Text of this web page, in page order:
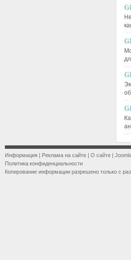
Информация | Реклама на сайте | О сайте |
Политика конфиденциальности
Копирование информации разрешено только с